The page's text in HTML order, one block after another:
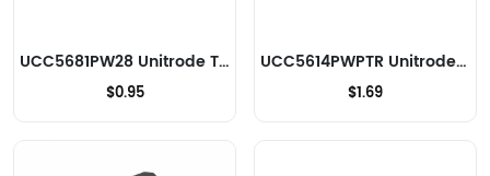
UCC5681PW28 Unitrode Terminateurs de signaux
$0.95
UCC5614PWPTR Unitrode Terminateurs de signaux
$1.69